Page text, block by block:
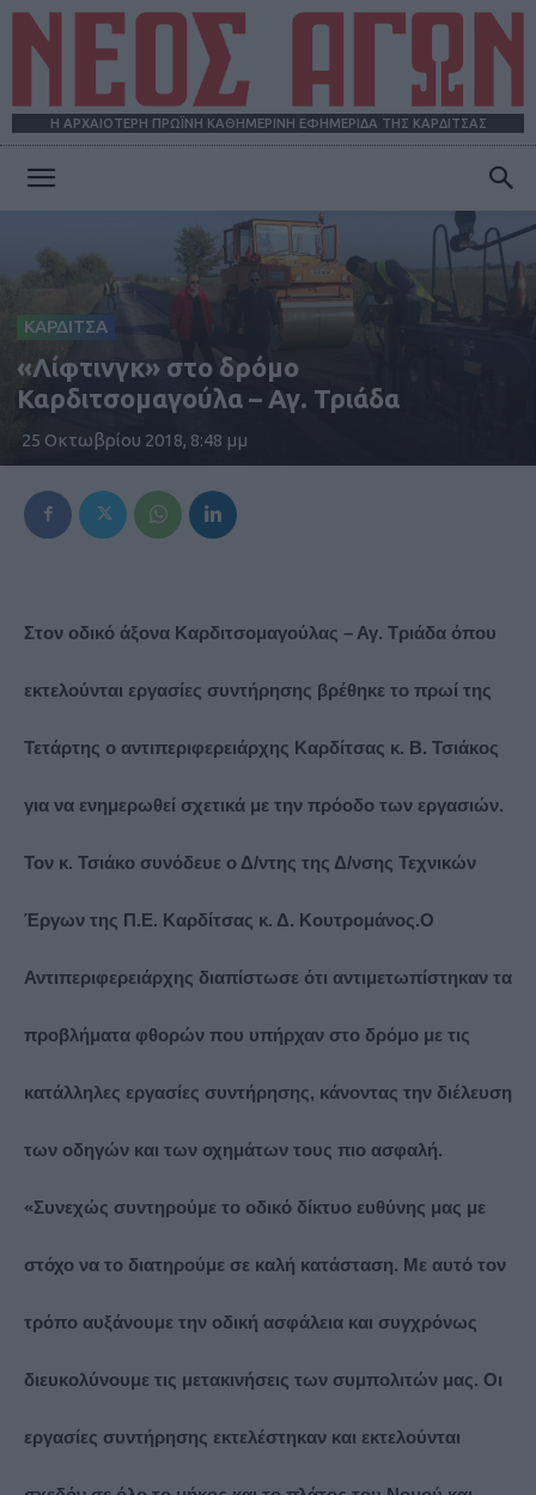
Η ΑΡΧΑΙΟΤΕΡΗ ΠΡΩΪΝΗ ΚΑΘΗΜΕΡΙΝΗ ΕΦΗΜΕΡΙΔΑ ΤΗΣ ΚΑΡΔΙΤΣΑΣ
ΑΓΩΝ
ΚΑΡΔΙΤΣΑ
«Λίφτινγκ» στο δρόμο
Καρδιτσομαγούλα – Αγ. Τριάδα
25 Οκτωβρίου 2018, 8:48 μμ
Στον οδικό άξονα Καρδιτσομαγούλας – Αγ. Τριάδα όπου
εκτελούνται εργασίες συντήρησης βρέθηκε το πρωί της
Τετάρτης ο αντιπεριφερειάρχης Καρδίτσας κ. Β. Τσιάκος
για να ενημερωθεί σχετικά με την πρόοδο των εργασιών.
Τον κ. Τσιάκο συνόδευε ο Δ/ντης της Δ/νσης Τεχνικών
Έργων της Π.Ε. Καρδίτσας κ. Δ. Κουτρομάνος.Ο
Αντιπεριφερειάρχης διαπίστωσε ότι αντιμετωπίστηκαν τα
προβλήματα φθορών που υπήρχαν στο δρόμο με τις
κατάλληλες εργασίες συντήρησης, κάνοντας την διέλευση
των οδηγών και των οχημάτων τους πιο ασφαλή.
«Συνεχώς συντηρούμε το οδικό δίκτυο ευθύνης μας με
στόχο να το διατηρούμε σε καλή κατάσταση. Με αυτό τον
τρόπο αυξάνουμε την οδική ασφάλεια και συγχρόνως
διευκολύνουμε τις μετακινήσεις των συμπολιτών μας. Οι
εργασίες συντήρησης εκτελέστηκαν και εκτελούνται